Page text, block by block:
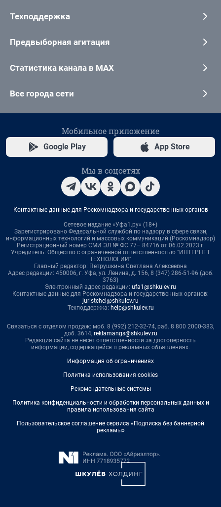
Техподдержка
Предвыборная агитация
Статистика канала в MAX
Все города сети
Мобильное приложение
Google Play App Store
Мы в соцсетях
Контактные данные для Роскомнадзора и государственных органов
Сетевое издание «Уфа1.ру» (18+)
Зарегистрировано Федеральной службой по надзору в сфере связи,
информационных технологий и массовых коммуникаций (Роскомнадзор)
Регистрационный номер СМИ ЭЛ № ФС 77– 84716 от 06.02.2023 г.
Учредитель: Общество с ограниченной ответственностью "ИНТЕРНЕТ
ТЕХНОЛОГИИ"
Главный редактор: Петрушкина Светлана Алексеевна
Адрес редакции: 450006, г. Уфа, ул. Ленина, д. 156, 8 (347) 286-51-96 (доб.
3763)
Электронный адрес редакции: ufa1@shkulev.ru
Контактные данные для Роскомнадзора и государственных органов:
juristchel@shkulev.ru
Техподдержка: help@shkulev.ru
Связаться с отделом продаж: моб. 8 (992) 212-32-74, раб. 8 800 2000-383,
доб. 3614, reklamangs@shkulev.ru
Редакция сайта не несет ответственности за достоверность
информации, содержащейся в рекламных объявлениях.
Информация об ограничениях
Политика использования cookies
Рекомендательные системы
Политика конфиденциальности и обработки персональных данных и
правила использования сайта
Пользовательское соглашение сервиса «Подписка без баннерной
рекламы»